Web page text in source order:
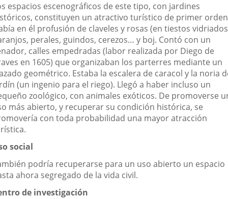
espacios escenográficos de este tipo, con jardines
constituyen un atractivo turístico de primer
en él profusión de claveles y rosas (en tiestos
perales, guindos, cerezos… y boj. Contó con un
calles empedradas (labor realizada por Diego de
en 1605) que organizaban los parterres mediante un
geométrico. Estaba la escalera de caracol y la noria
(un ingenio para el riego). Llegó a haber incluso un
zoológico, con animales exóticos. De promoverse
más abierto, y recuperar su condición histórica, se
con toda probabilidad una mayor atracción
social
podría recuperarse para un uso abierto un espacio
ahora segregado de la vida civil.
de investigación